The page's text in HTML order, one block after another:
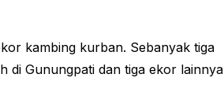
kambing kurban. Sebanyak tiga
di Gunungpati dan tiga ekor lainnya